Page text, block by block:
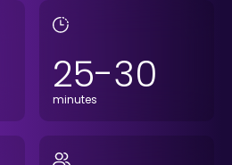
25-30
minutes